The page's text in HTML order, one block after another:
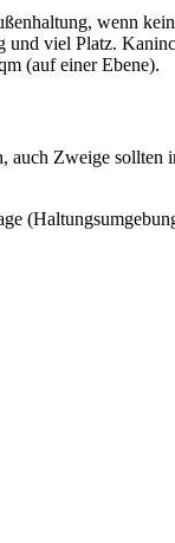
wenn
viel Platz.
(auf einer Ebene).
Zweige sollten